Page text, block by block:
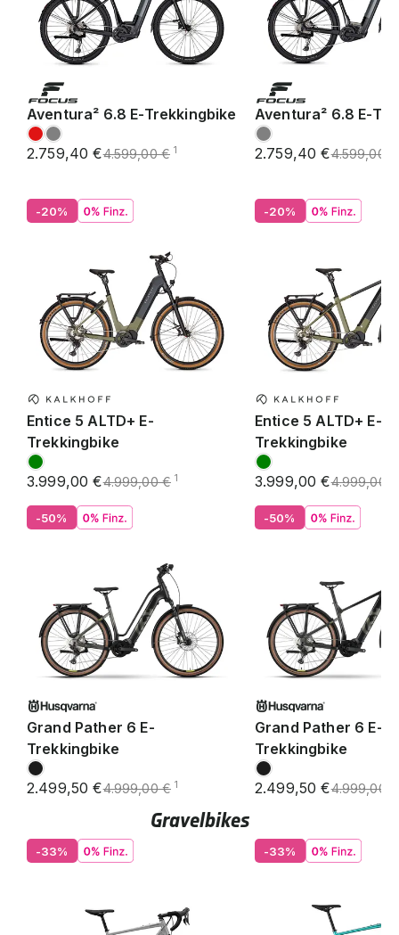
Aventura² 6.8 E-Trekkingbike
2.759,40 €4.599,00 € 1
Aventura² 6.8 E-
2.759,40 €4.599,00 €
-20%
Entice 5 ALTD+ E-
Trekkingbike
3.999,00 €4.999,00 € 1
-20%
Entice 5 ALTD+ E-
Trekkingbike
3.999,00 €4.999,00 €
-50%
Grand Pather 6 E-
Trekkingbike
2.499,50 €4.999,00 € 1
-50%
Grand Pather 6 E-
Trekkingbike
2.499,50 €4.999,00 €
Gravelbikes
-33% -33%